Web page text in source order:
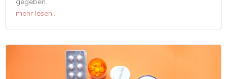
mehr lesen…